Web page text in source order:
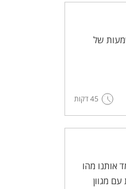
של
45 דקות
אותנו מהו
מגוון